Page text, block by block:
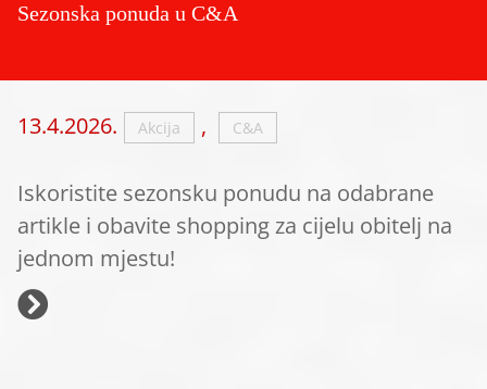
Sezonska ponuda u C&A
13.4.2026. Akcija , C&A
Iskoristite sezonsku ponudu na odabrane
artikle i obavite shopping za cijelu obitelj na
jednom mjestu!